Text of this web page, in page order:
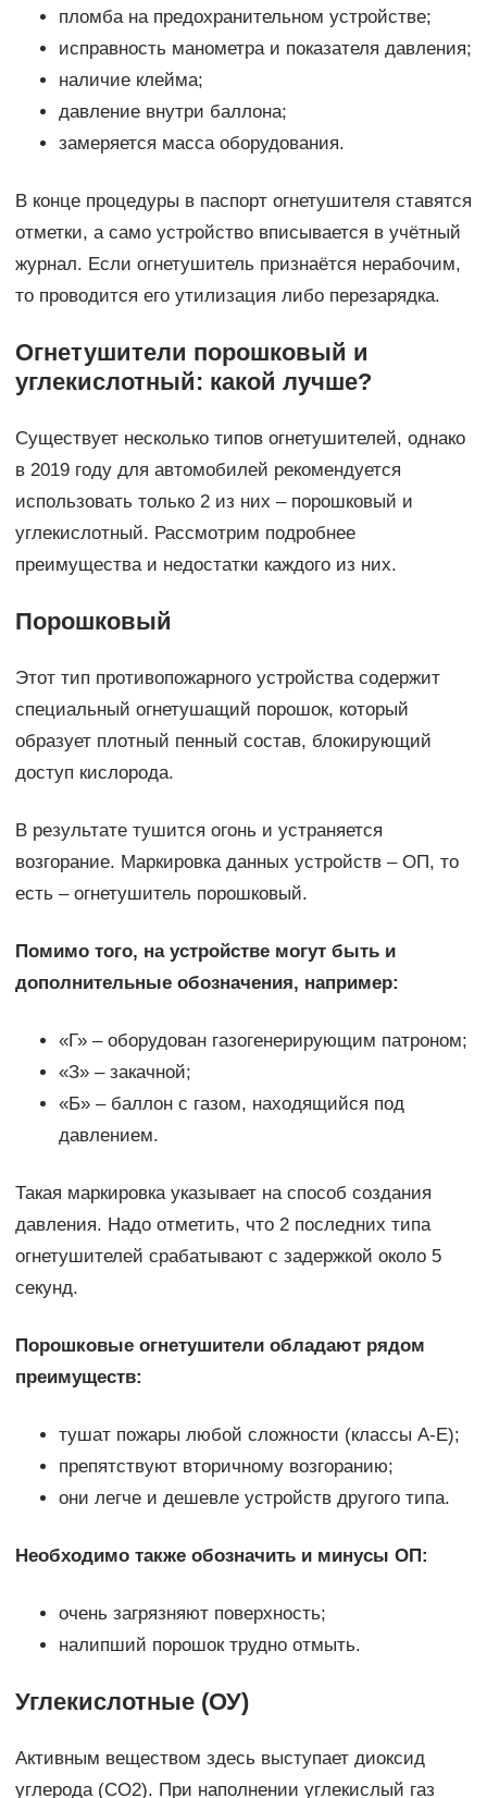
пломба на предохранительном устройстве;
исправность манометра и показателя давления;
наличие клейма;
давление внутри баллона;
замеряется масса оборудования.
В конце процедуры в паспорт огнетушителя ставятся
отметки, а само устройство вписывается в учётный
журнал. Если огнетушитель признаётся нерабочим,
то проводится его утилизация либо перезарядка.
Огнетушители порошковый и
углекислотный: какой лучше?
Существует несколько типов огнетушителей, однако
в 2019 году для автомобилей рекомендуется
использовать только 2 из них – порошковый и
углекислотный. Рассмотрим подробнее
преимущества и недостатки каждого из них.
Порошковый
Этот тип противопожарного устройства содержит
специальный огнетушащий порошок, который
образует плотный пенный состав, блокирующий
доступ кислорода.
В результате тушится огонь и устраняется
возгорание. Маркировка данных устройств – ОП, то
есть – огнетушитель порошковый.
Помимо того, на устройстве могут быть и
дополнительные обозначения, например:
«Г» – оборудован газогенерирующим патроном;
«З» – закачной;
«Б» – баллон с газом, находящийся под
давлением.
Такая маркировка указывает на способ создания
давления. Надо отметить, что 2 последних типа
огнетушителей срабатывают с задержкой около 5
секунд.
Порошковые огнетушители обладают рядом
преимуществ:
тушат пожары любой сложности (классы А-Е);
препятствуют вторичному возгоранию;
они легче и дешевле устройств другого типа.
Необходимо также обозначить и минусы ОП:
очень загрязняют поверхность;
налипший порошок трудно отмыть.
Углекислотные (ОУ)
Активным веществом здесь выступает диоксид
углерода (СО2). При наполнении углекислый газ